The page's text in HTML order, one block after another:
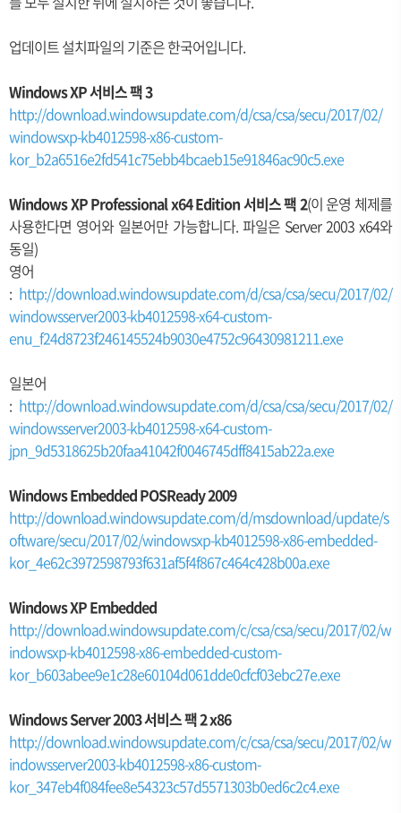
업데이트 설치파일의 기준은 한국어입니다.
Windows XP 서비스 팩 3
http://download.windowsupdate.com/d/csa/csa/secu/2017/02/
windowsxp-kb4012598-x86-custom-
kor_b2a6516e2fd541c75ebb4bcaeb15e91846ac90c5.exe
Windows XP Professional x64 Edition 서비스 팩 2(이 운영 체제를
사용한다면 영어와 일본어만 가능합니다. 파일은 Server 2003 x64와
동일)
영어
: http://download.windowsupdate.com/d/csa/csa/secu/2017/02/
windowsserver2003-kb4012598-x64-custom-
enu_f24d8723f246145524b9030e4752c96430981211.exe
일본어
: http://download.windowsupdate.com/d/csa/csa/secu/2017/02/
windowsserver2003-kb4012598-x64-custom-
jpn_9d5318625b20faa41042f0046745dff8415ab22a.exe
Windows Embedded POSReady 2009
http://download.windowsupdate.com/d/msdownload/update/s
oftware/secu/2017/02/windowsxp-kb4012598-x86-embedded-
kor_4e62c3972598793f631af5f4f867c464c428b00a.exe
Windows XP Embedded
http://download.windowsupdate.com/c/csa/csa/secu/2017/02/w
indowsxp-kb4012598-x86-embedded-custom-
kor_b603abee9e1c28e60104d061dde0cfcf03ebc27e.exe
Windows Server 2003 서비스 팩 2 x86
http://download.windowsupdate.com/c/csa/csa/secu/2017/02/w
indowsserver2003-kb4012598-x86-custom-
kor_347eb4f084fee8e54323c57d5571303b0ed6c2c4.exe